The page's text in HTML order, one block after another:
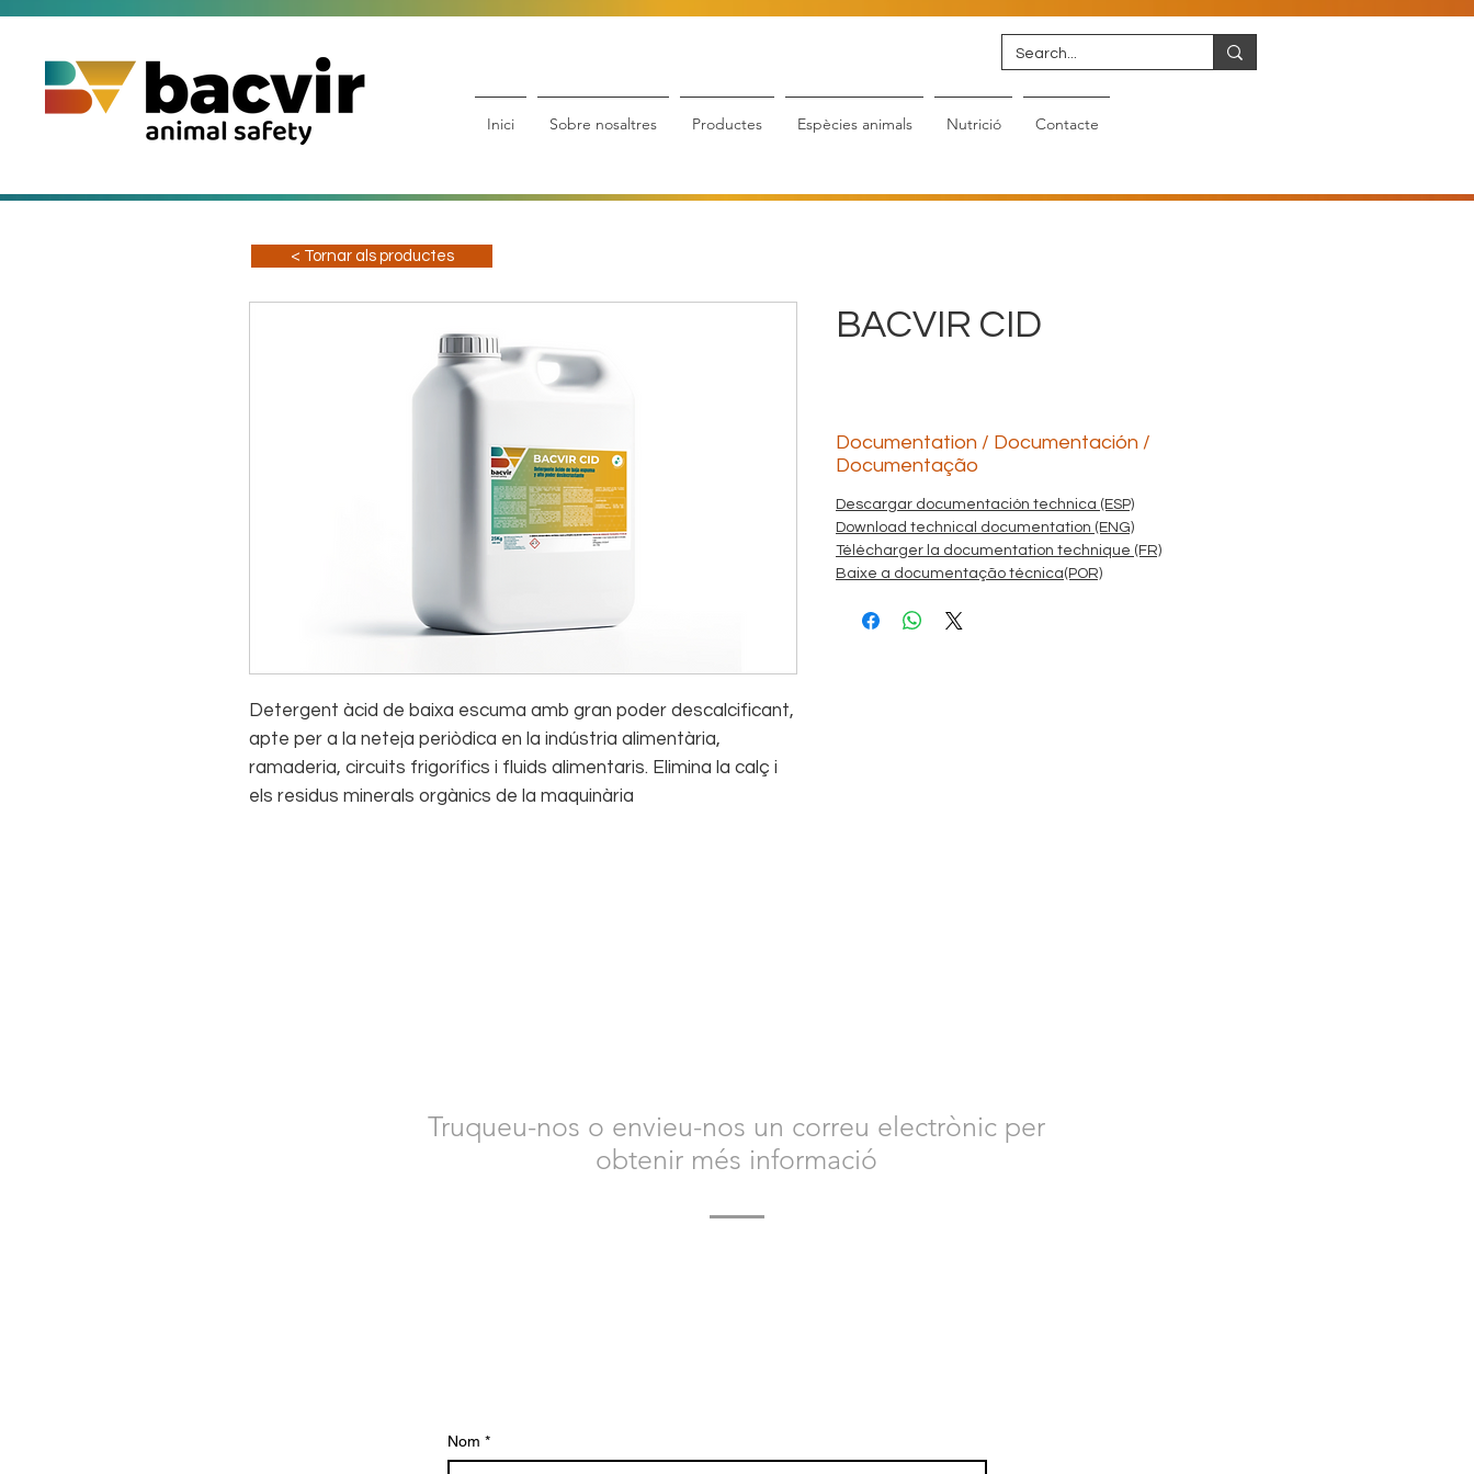
Inici Sobre nosaltres Productes Espècies animals Nutrició Contacte
< Tornar als productes
Detergent àcid de baixa escuma amb gran poder descalcificant,
apte per a la neteja periòdica en la indústria alimentària,
ramaderia, circuits frigorífics i fluids alimentaris. Elimina la calç i
els residus minerals orgànics de la maquinària
BACVIR CID
Documentation / Documentación /
Documentação
Descargar documentación technica (ESP)
Download technical documentation (ENG)
Télécharger la documentation technique (FR)
Baixe a documentação técnica(POR)
Truqueu-nos o envieu-nos un correu electrònic per
obtenir més informació
Nom *